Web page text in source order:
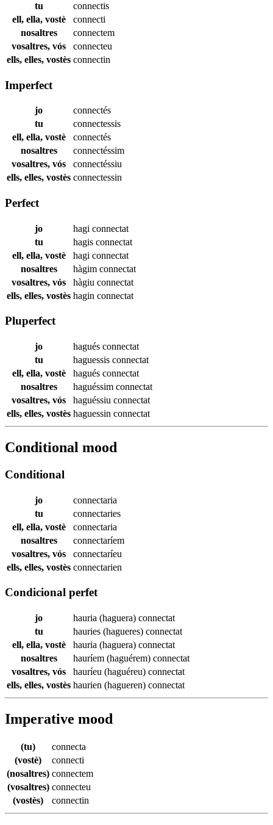
tu
connectis
ell, ella, vostè
connecti
nosaltres
connectem
vosaltres, vós
connecteu
ells, elles, vostès connectin
Imperfect
jo
connectés
tu
connectessis
ell, ella, vostè
connectés
nosaltres
connectéssim
vosaltres, vós
connectéssiu
ells, elles, vostès connectessin
Perfect
jo hagi connectat
tu
hagis connectat
ell, ella, vostè
hagi connectat
nosaltres
hàgim connectat
vosaltres, vós
hàgiu connectat
ells, elles, vostès hagin connectat
Pluperfect
jo hagués connectat
tu
haguessis connectat
ell, ella, vostè
hagués connectat
nosaltres
haguéssim connectat
vosaltres, vós
haguéssiu connectat
ells, elles, vostès haguessin connectat
Conditional mood
Conditional
jo
connectaria
tu
connectaries
ell, ella, vostè
connectaria
nosaltres
connectaríem
vosaltres, vós
connectaríeu
ells, elles, vostès connectarien
Condicional perfet
jo hauria (haguera) connectat
tu
hauries (hagueres) connectat
ell, ella, vostè
hauria (haguera) connectat
nosaltres
hauríem (haguérem) connectat
vosaltres, vós
hauríeu (haguéreu) connectat
ells, elles, vostès haurien (hagueren) connectat
Imperative mood
(tu)
connecta
(vostè)
connecti
(nosaltres) connectem
(vosaltres) connecteu
(vostès)
connectin